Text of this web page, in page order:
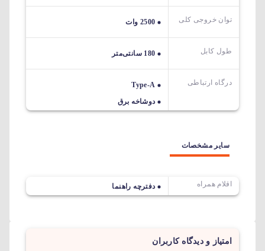
توان خروجی کلی 2500 وات
طول کابل 180 سانتی‌متر
درگاه ارتباطی
Type-A
دوشاخه برق
سایر مشخصات
اقلام همراه دفترچه راهنما
امتیاز و دیدگاه کاربران